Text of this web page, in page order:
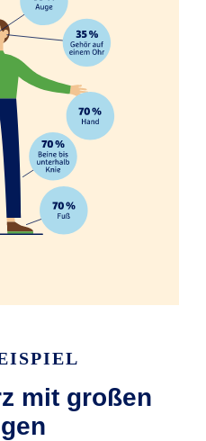
mit großen